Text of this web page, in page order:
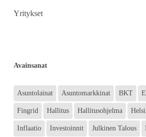
Yritykset
Avainsanat
Asuntolainat Asuntomarkkinat BKT
Fingrid Hallitus Hallitusohjelma
Inflaatio Investoinnit Julkinen Talous